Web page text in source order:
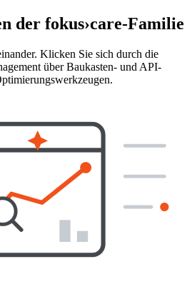
der fokus›care-Familie
Klicken Sie sich durch die
über Baukasten- und API-